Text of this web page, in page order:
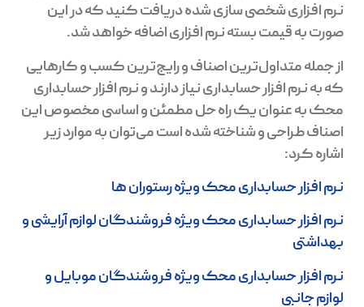
نرم افزاری شخصی سازی شده دریافت کنید که در این
صورت به قیمت بسته‌ نرم افزاری اضافه خواهد شد.
از جمله متداول‌ترین اصناف و رایج‌ترین کسب و کارهایی
که به نرم افزار حسابداری نیاز دارند و نرم افزار حسابداری
محک به عنوان یک راه حل مطمئن و اساسی مخصوص این
اصناف طراحی و شناخته شده است می‌توان به موارد زیر
اشاره کرد:
نرم افزار حسابداری محک ویژه رستوران ها
نرم افزار حسابداری محک ویژه فروشندگان لوازم آرایشی و
بهداشتی
نرم افزار حسابداری محک ویژه فروشندگان موبایل و
لوازم جانبی